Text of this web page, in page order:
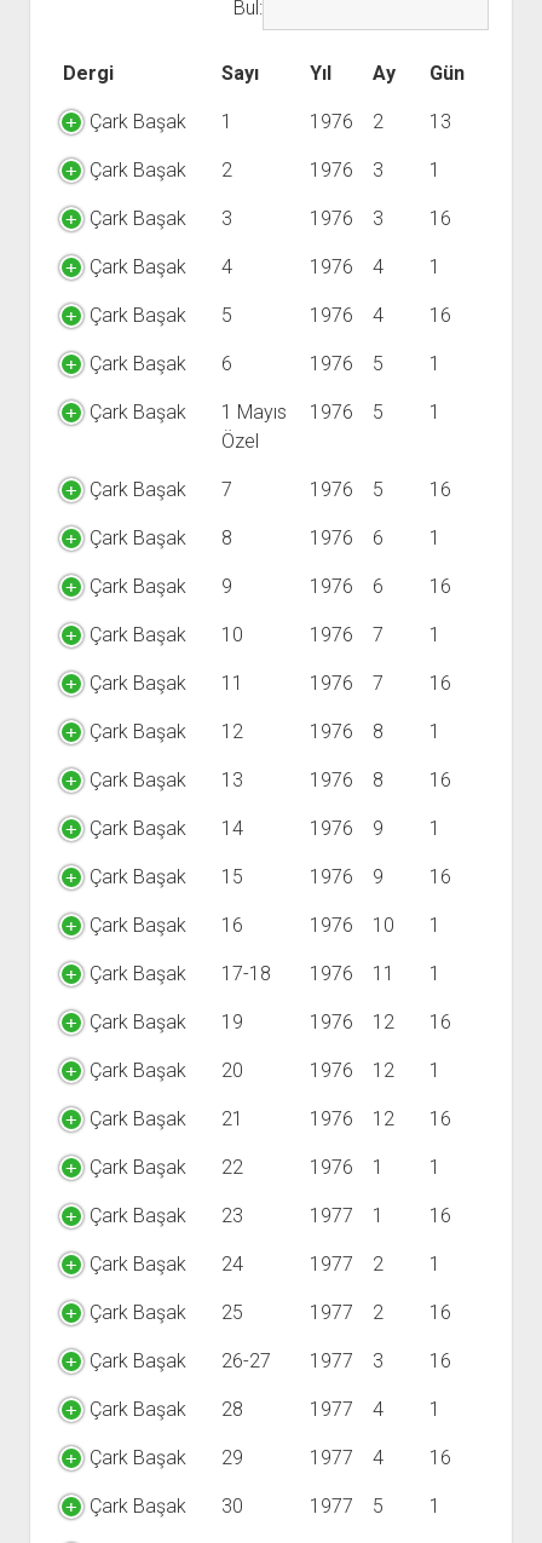
YURTDIŞI KİTAPLIĞI
FİDEF KİTAPLIĞI
TDF KİTAPLIĞI
GDF KİTAPLIĞI
Bul:
Dergi Sayı Yıl Ay Gün
Çark Başak 1 1976 2 13
Çark Başak 2 1976 3 1
Çark Başak 3 1976 3 16
Çark Başak 4 1976 4 1
Çark Başak 5 1976 4 16
Çark Başak 6 1976 5 1
Çark Başak
1 Mayıs
Özel
1976 5 1
Çark Başak 7 1976 5 16
Çark Başak 8 1976 6 1
Çark Başak 9 1976 6 16
Çark Başak 10 1976 7 1
Çark Başak 11 1976 7 16
Çark Başak 12 1976 8 1
Çark Başak 13 1976 8 16
Çark Başak 14 1976 9 1
Çark Başak 15 1976 9 16
Çark Başak 16 1976 10 1
Çark Başak 17-18 1976 11 1
Çark Başak 19 1976 12 16
Çark Başak 20 1976 12 1
Çark Başak 21 1976 12 16
Çark Başak 22 1976 1 1
Çark Başak 23 1977 1 16
Çark Başak 24 1977 2 1
Çark Başak 25 1977 2 16
Çark Başak 26-27 1977 3 16
Çark Başak 28 1977 4 1
Çark Başak 29 1977 4 16
Çark Başak 30 1977 5 1